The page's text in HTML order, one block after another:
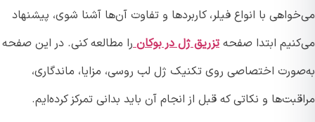
با انواع فیلر، کاربردها و تفاوت آن‌ها آشنا شوی، پیشنهاد
ابتدا صفحهتزریق ژل در بوکان را مطالعه کنی. در این صفحه
اختصاصی روی تکنیک ژل لب روسی، مزایا، ماندگاری،
و نکاتی که قبل از انجام آن باید بدانی تمرکز کرده‌ایم.